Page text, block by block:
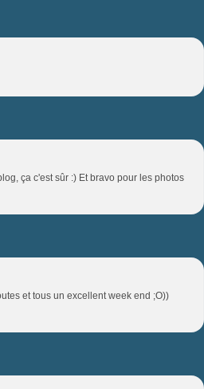
ça c'est sûr :) Et bravo pour les photos
et tous un excellent week end ;O))